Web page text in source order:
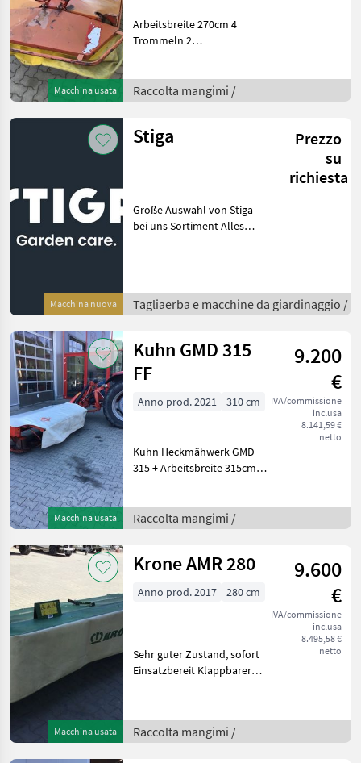
Macchina usata
Arbeitsbreite 270cm 4
Trommeln 2
Entlastungsfedern
Funktionstüchtig Kommen
Firma Fischer zeigt Ihnen da
Raccolta mangimi /
Macchina nuova
Stiga
Prezzo
su
richiesta
Große Auswahl von Stiga
bei uns Sortiment Alles
beraten sie gerne
Tagliaerba e macchine da g
Tagliaerba e macchine da giardinaggio /
Macchina usata
Kuhn GMD 315
FF
9.200
€
IVA/commissione
inclusa
8.141,59 €
netto
Anno prod. 2021 310 cm
Kuhn Heckmähwerk GMD
315 + Arbeitsbreite 315cm +
Überlastschutz
Prodectadrive +
Entla
Raccolta mangimi /
Macchina usata
Krone AMR 280
9.600
€
IVA/commissione
inclusa
8.495,58 €
netto
Anno prod. 2017 280 cm
Sehr guter Zustand, sofort
Einsatzbereit Klappbarer
Team der Firma Fischer
zeigt Ihnen das
Raccolta mangimi /